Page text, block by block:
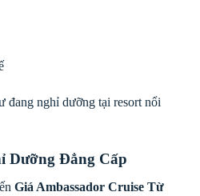
đang nghỉ dưỡng tại resort nổi
Dưỡng Đẳng Cấp
Giá Ambassador Cruise Từ